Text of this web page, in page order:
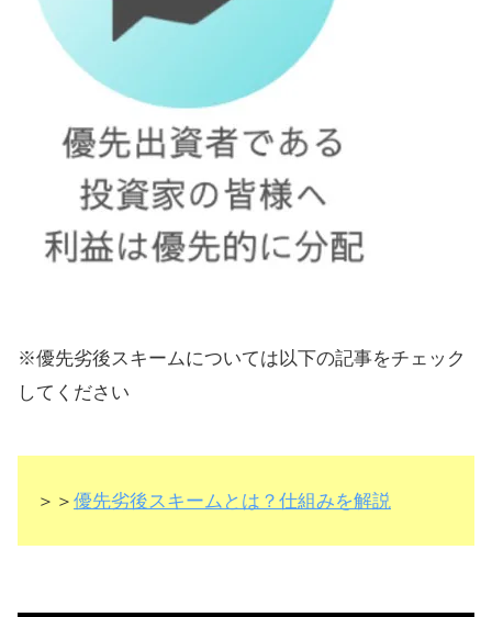
※優先劣後スキームについては以下の記事をチェック
してください
＞＞ 優先劣後スキームとは？仕組みを解説